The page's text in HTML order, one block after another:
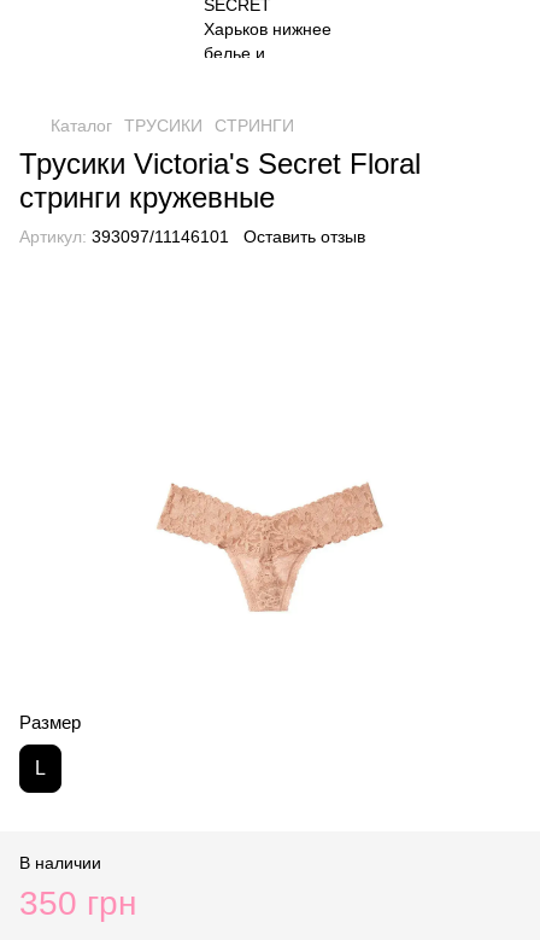
Каталог ТРУСИКИ СТРИНГИ
Трусики Victoria's Secret Floral
стринги кружевные
Артикул: 393097/11146101 Оставить отзыв
Размер
L
В наличии
350 грн